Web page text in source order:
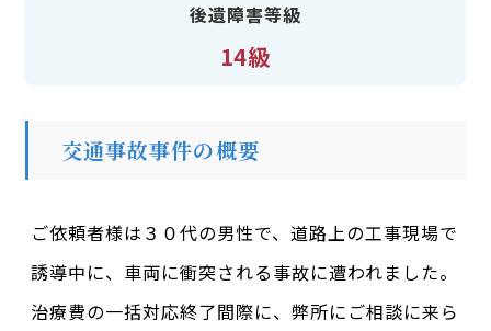
後遺障害等級
14級
交通事故事件の概要
ご依頼者様は３０代の男性で、道路上の工事現場で
誘導中に、車両に衝突される事故に遭われました。
治療費の一括対応終了間際に、弊所にご相談に来ら